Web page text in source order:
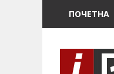
ПОЧЕТНА